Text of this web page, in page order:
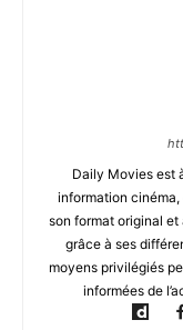
Daily Movies est
information
son format original
grâce à ses
moyens privilégiés
informées de